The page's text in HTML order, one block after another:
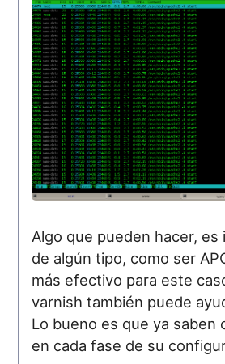
Algo que pueden hacer, es
de algún tipo, como ser
más efectivo para este
varnish también puede
Lo bueno es que ya saben
en cada fase de su